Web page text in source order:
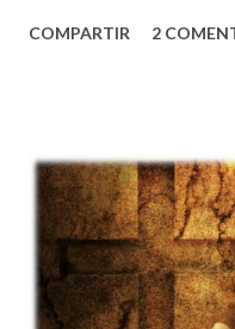
Mi papá, como si hubiera
adulto, como esposo, y
muchas decisiones que
que enfrentar - y
"Siempre, piensa las
que vivir con las
COMPARTIR 2